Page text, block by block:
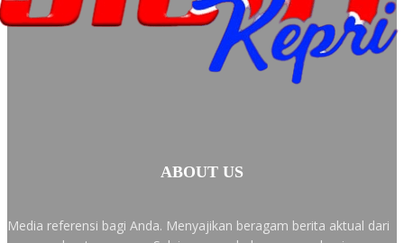
ABOUT US
Media referensi bagi Anda. Menyajikan beragam berita aktual dari